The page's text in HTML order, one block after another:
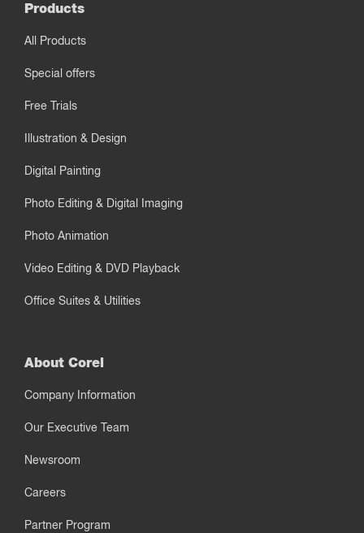
Products
All Products
Special offers
Free Trials
Illustration & Design
Digital Painting
Photo Editing & Digital Imaging
Photo Animation
Video Editing & DVD Playback
Office Suites & Utilities
About Corel
Company Information
Our Executive Team
Newsroom
Careers
Partner Program